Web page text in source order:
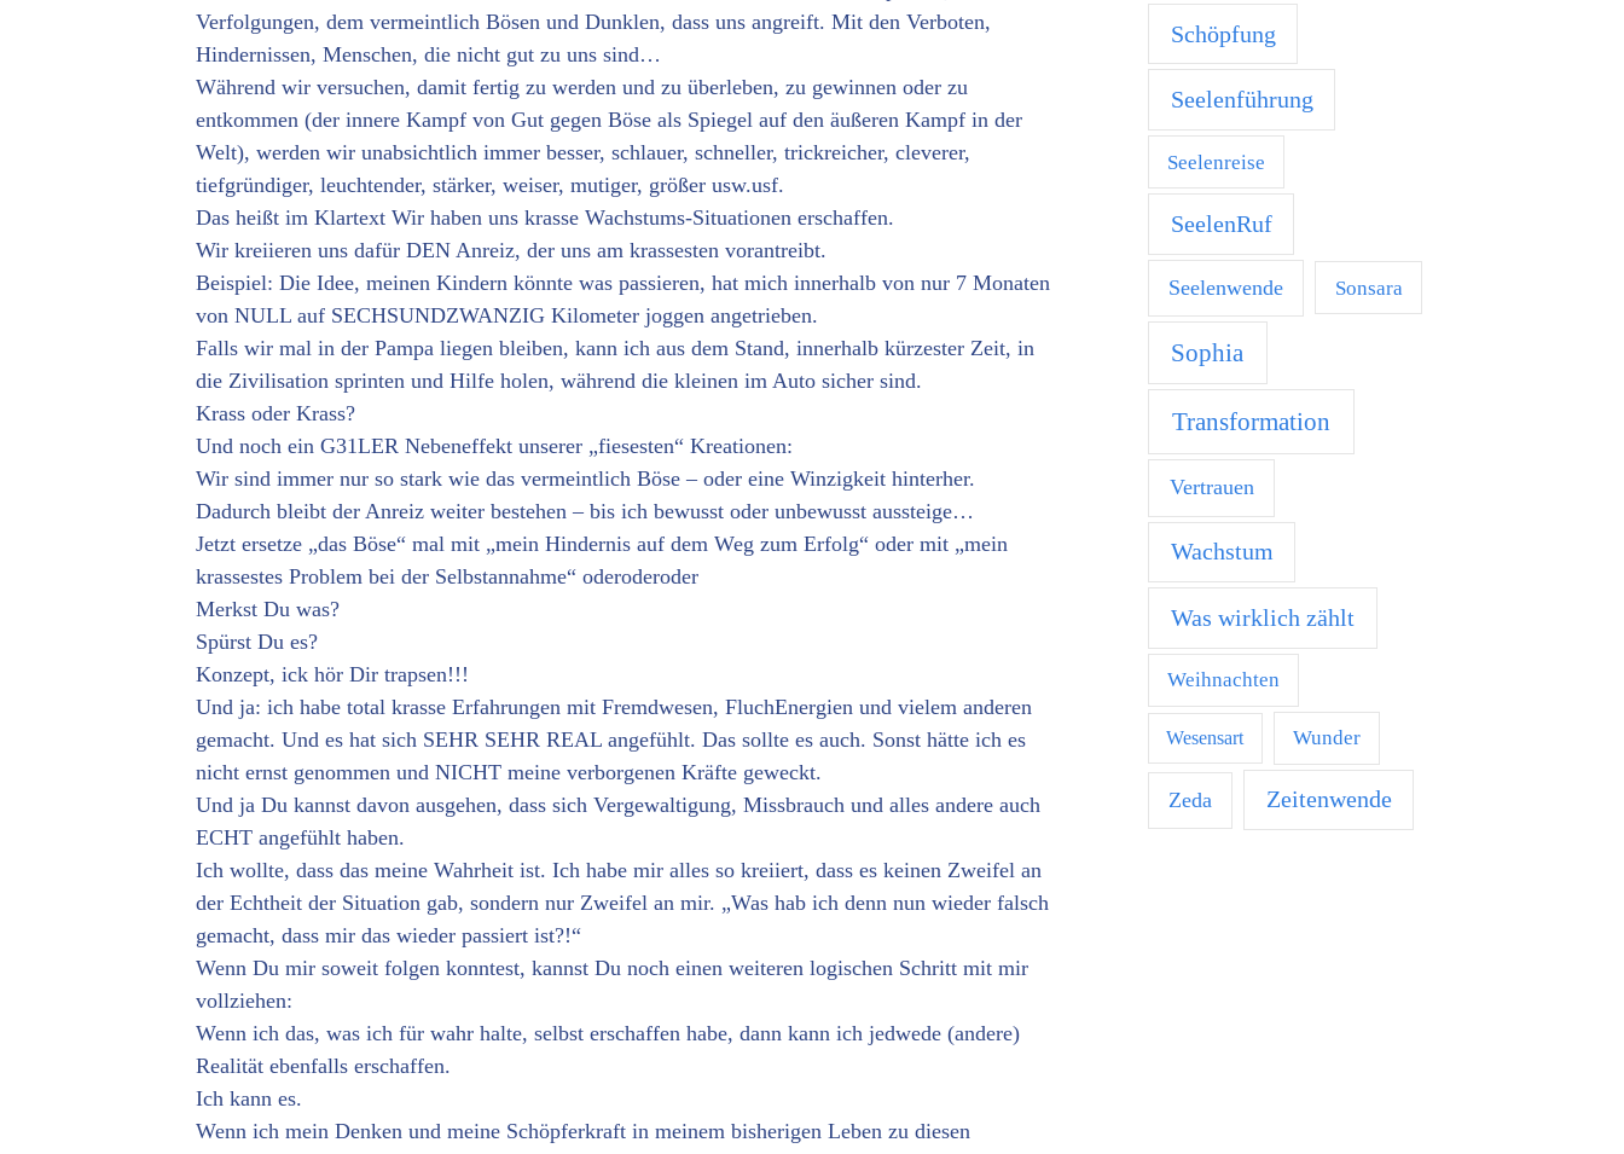
Verfolgungen, dem vermeintlich Bösen und Dunklen, dass uns angreift. Mit den Verboten,
Hindernissen, Menschen, die nicht gut zu uns sind…
Während wir versuchen, damit fertig zu werden und zu überleben, zu gewinnen oder zu
entkommen (der innere Kampf von Gut gegen Böse als Spiegel auf den äußeren Kampf in der
Welt), werden wir unabsichtlich immer besser, schlauer, schneller, trickreicher, cleverer,
tiefgründiger, leuchtender, stärker, weiser, mutiger, größer usw.usf.
Das heißt im Klartext Wir haben uns krasse Wachstums-Situationen erschaffen.
Wir kreiieren uns dafür DEN Anreiz, der uns am krassesten vorantreibt.
Beispiel: Die Idee, meinen Kindern könnte was passieren, hat mich innerhalb von nur 7 Monaten
von NULL auf SECHSUNDZWANZIG Kilometer joggen angetrieben.
Falls wir mal in der Pampa liegen bleiben, kann ich aus dem Stand, innerhalb kürzester Zeit, in
die Zivilisation sprinten und Hilfe holen, während die kleinen im Auto sicher sind.
Krass oder Krass?
Und noch ein G31LER Nebeneffekt unserer „fiesesten“ Kreationen:
Wir sind immer nur so stark wie das vermeintlich Böse – oder eine Winzigkeit hinterher.
Dadurch bleibt der Anreiz weiter bestehen – bis ich bewusst oder unbewusst aussteige…
Jetzt ersetze „das Böse“ mal mit „mein Hindernis auf dem Weg zum Erfolg“ oder mit „mein
krassestes Problem bei der Selbstannahme“ oderoderoder
Merkst Du was?
Spürst Du es?
Konzept, ick hör Dir trapsen!!!
Und ja: ich habe total krasse Erfahrungen mit Fremdwesen, FluchEnergien und vielem anderen
gemacht. Und es hat sich SEHR SEHR REAL angefühlt. Das sollte es auch. Sonst hätte ich es
nicht ernst genommen und NICHT meine verborgenen Kräfte geweckt.
Und ja Du kannst davon ausgehen, dass sich Vergewaltigung, Missbrauch und alles andere auch
ECHT angefühlt haben.
Ich wollte, dass das meine Wahrheit ist. Ich habe mir alles so kreiiert, dass es keinen Zweifel an
der Echtheit der Situation gab, sondern nur Zweifel an mir. „Was hab ich denn nun wieder falsch
gemacht, dass mir das wieder passiert ist?!“
Wenn Du mir soweit folgen konntest, kannst Du noch einen weiteren logischen Schritt mit mir
vollziehen:
Wenn ich das, was ich für wahr halte, selbst erschaffen habe, dann kann ich jedwede (andere)
Realität ebenfalls erschaffen.
Ich kann es.
Wenn ich mein Denken und meine Schöpferkraft in meinem bisherigen Leben zu diesen
Schöpfung
Seelenführung
Seelenreise
SeelenRuf
Seelenwende Sonsara
Sophia
Transformation
Vertrauen
Wachstum
Was wirklich zählt
Weihnachten
Wesensart Wunder
Zeda Zeitenwende